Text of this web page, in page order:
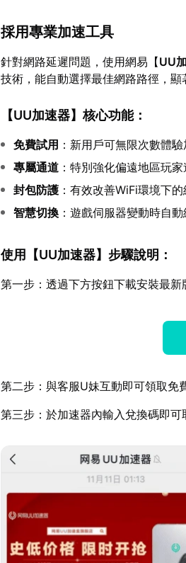
採用專業加速工具
針對網路延遲問題，使用網易【UU
技術，能自動選擇最佳網路路徑，顯
【UU加速器】核心功能：
免費試用 ：新用戶可無限次數體
專屬通道 ：特別強化偏遠地區玩
封包防護 ：有效改善WiFi環境下
智慧切換 ：遊戲伺服器變動時自
使用【UU加速器】步驟說明：
第一步：透過下方按鈕下載安裝最新
第二步：與客服U妹互動即可領取免
第三步：於加速器內輸入兌換碼即可